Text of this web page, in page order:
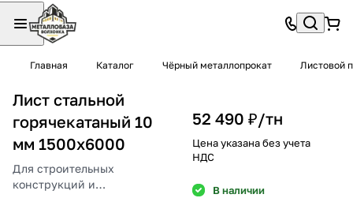
Главная Каталог Чёрный металлопрокат Листовой
Лист стальной
горячекатаный 10
мм 1500х6000
Для строительных
конструкций и
52 490 ₽/тн
Цена указана без учета
НДС
В наличии